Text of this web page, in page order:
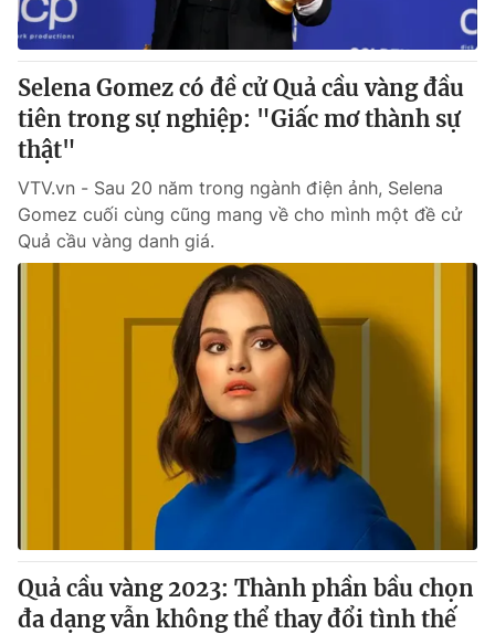
® Cấm sao chép dưới mọi hình thức nếu không có sự chấp
thuận bằng văn bản. Ghi rõ nguồn VTV.vn khi phát hành lại
thông tin từ website này.
Selena Gomez có đề cử Quả cầu vàng đầu
tiên trong sự nghiệp: "Giấc mơ thành sự
thật"
VTV.vn - Sau 20 năm trong ngành điện ảnh, Selena
Gomez cuối cùng cũng mang về cho mình một đề cử
Quả cầu vàng danh giá.
Quả cầu vàng 2023: Thành phần bầu chọn
đa dạng vẫn không thể thay đổi tình thế